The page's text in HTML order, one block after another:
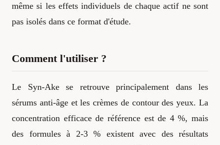
même si les effets individuels de chaque actif ne sont
pas isolés dans ce format d'étude.
Comment l'utiliser ?
Le Syn-Ake se retrouve principalement dans les
sérums anti-âge et les crèmes de contour des yeux. La
concentration efficace de référence est de 4 %, mais
des formules à 2-3 % existent avec des résultats